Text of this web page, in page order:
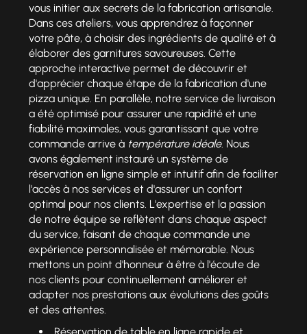
vous initier aux secrets de la fabrication artisanale.
Dans ces ateliers, vous apprendrez à façonner
votre pâte, à choisir des ingrédients de qualité et à
élaborer des garnitures savoureuses. Cette
approche interactive permet de découvrir et
d'apprécier chaque étape de la fabrication d'une
pizza unique. En parallèle, notre service de livraison
a été optimisé pour assurer une rapidité et une
fiabilité maximales, vous garantissant que votre
commande arrive à température idéale. Nous
avons également instauré un système de
réservation en ligne simple et intuitif afin de faciliter
l'accès à nos services et d'assurer un confort
optimal pour nos clients. L'expertise et la passion
de notre équipe se reflètent dans chaque aspect
du service, faisant de chaque commande une
expérience personnalisée et mémorable. Nous
mettons un point d'honneur à être à l'écoute de
nos clients pour continuellement améliorer et
adapter nos prestations aux évolutions des goûts
et des attentes.
Réservation de table en ligne rapide et